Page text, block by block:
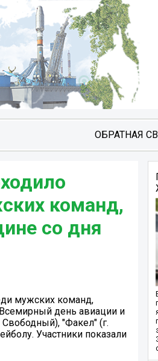
ОБРАТНАЯ
команд,
со дня
мужских команд,
день авиации и
"Факел" (г.
Участники показали